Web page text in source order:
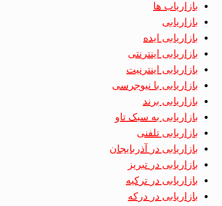
بازاریاب ها
بازاریابی
بازاریابی ایده
بازاریابی اینترنتی
بازاریابی اینترنیت
بازاریابی با نیوجرسی
بازاریابی برند
بازاریابی به سبک تاو
بازاریابی تلفنی
بازاریابی در آذربایجان
بازاریابی در تبریز
بازاریابی در ترکیه
بازاریابی در درکه